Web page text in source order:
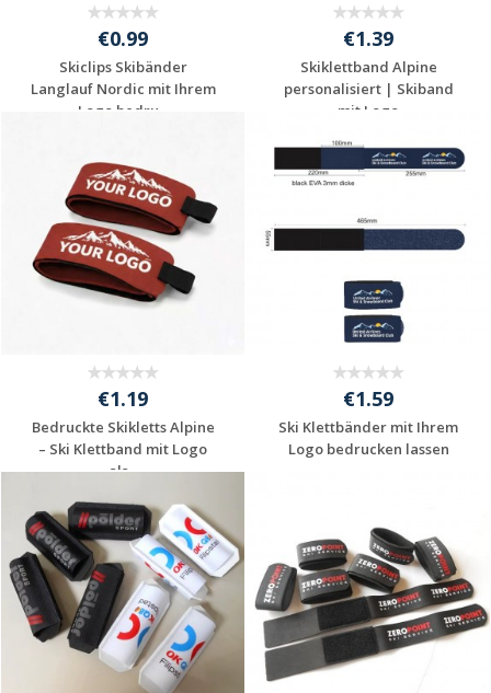
€0.99
Skiclips Skibänder
Langlauf Nordic mit Ihrem
Logo bedru...
anfragen
€1.39
Skiklettband Alpine
personalisiert | Skiband
mit Logo
Individuelle
Werbeartikel
anfragen
€1.19
Bedruckte Skikletts Alpine
– Ski Klettband mit Logo
als...
Werbeartikel
anfragen
€1.59
Ski Klettbänder mit Ihrem
Logo bedrucken lassen
anfragen